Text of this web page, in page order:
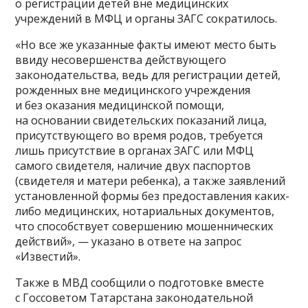
о регистрации детей вне медицинских
учреждений в МФЦ и органы ЗАГС сократилось.
«Но все же указанные факты имеют место быть
ввиду несовершенства действующего
законодательства, ведь для регистрации детей,
рожденных вне медицинского учреждения
и без оказания медицинской помощи,
на основании свидетельских показаний лица,
присутствующего во время родов, требуется
лишь присутствие в органах ЗАГС или МФЦ
самого свидетеля, наличие двух паспортов
(свидетеля и матери ребенка), а также заявлений
установленной формы без предоставления каких-
либо медицинских, нотариальных документов,
что способствует совершению мошеннических
действий», — указано в ответе на запрос
«Известий».
Также в МВД сообщили о подготовке вместе
с Госсоветом Татарстана законодательной